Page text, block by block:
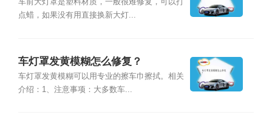
车前大灯罩是塑料材质，一般很难修复，可以打
点蜡，如果没有用直接换新大灯...
车灯罩发黄模糊怎么修复？
车灯罩发黄模糊可以用专业的擦车巾擦拭。相关
介绍：1、注意事项：大多数车...